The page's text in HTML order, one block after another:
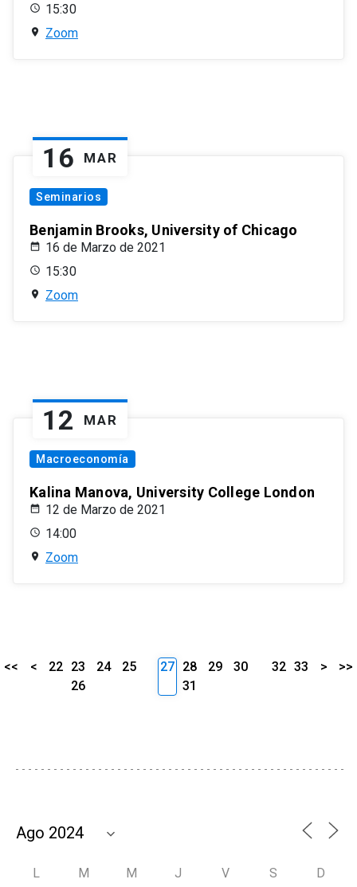
15:30
Zoom
16 MAR
Seminarios
Benjamin Brooks, University of Chicago
16 de Marzo de 2021
15:30
Zoom
12 MAR
Macroeconomía
Kalina Manova, University College London
12 de Marzo de 2021
14:00
Zoom
<< < 22 23 24
25
26
27 28 29
30
31
32 33 > >>
L M M J V S D